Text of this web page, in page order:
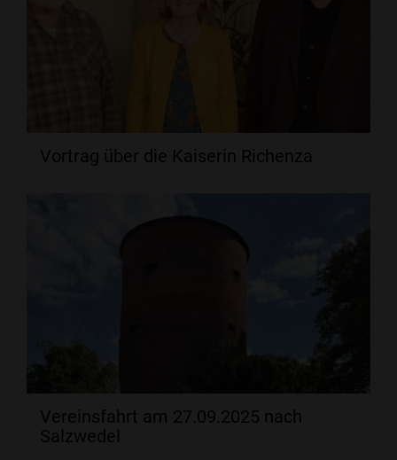
Vortrag über die Kaiserin Richenza
Vereinsfahrt am 27.09.2025 nach
Salzwedel